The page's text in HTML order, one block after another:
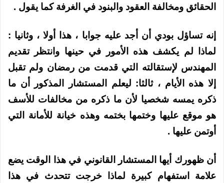
الحقائق ومخالفة العقود والبنود في الغرفة كما يقول .
إنه تساؤل بودي أن أجد عليه جوابا ، هذا أولا ، وثانيا :
لماذا لم يكشف هذه الأمور في حينها وانتظر تقديم
المهندس لإستقالته التي قدمت من رمضان ولم تقبل
إلا هذه الأيام ، ثالثا: ليعلم المستشار المذكور أن ما
ذكره يمسه شخصيا لأن ما ذكره من مخالفات للأسف
هو موقع عليها وختمها بختمه وهذه خيانة للأمانة التي
أوتمن عليها .
أن ظهورك أيها المستشار القانوني في هذا الوقت يضع
علامة استفهام كبيرة لماذا خرجت تتحدث في هذا